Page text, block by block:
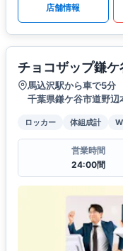
店舗情報
チョコザップ鎌
馬込沢駅から車で5分
千葉県鎌ケ谷市道野
ロッカー 体組成計
営業時間
24:00間